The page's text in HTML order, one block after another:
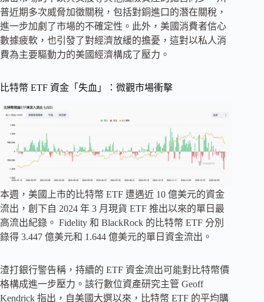
普近期多次威脅加徵關稅，包括對銅進口的潛在關稅，
進一步加劇了市場的不確定性。此外，美國消費者信心
數據疲軟，也引發了對經濟放緩的擔憂，這對以私人消
費為主要驅動力的美國經濟構成了壓力。
比特幣 ETF 資金「失血」：微觀市場衝擊
本週，美國上市的比特幣 ETF 遭遇近 10 億美元的資金
流出，創下自 2024 年 3 月現貨 ETF 推出以來的單日最
高流出紀錄。 Fidelity 和 BlackRock 的比特幣 ETF 分別
錄得 3.447 億美元和 1.644 億美元的單日資金流出。
渣打銀行警告稱，持續的 ETF 資金流出可能對比特幣價
格構成進一步壓力。該行數位資產研究主管 Geoff
Kendrick 指出，自美國大選以來，比特幣 ETF 的平均購